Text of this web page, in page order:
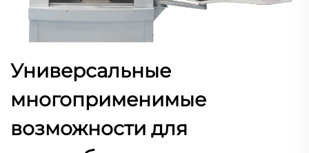
Универсальные
многоприменимые
возможности для